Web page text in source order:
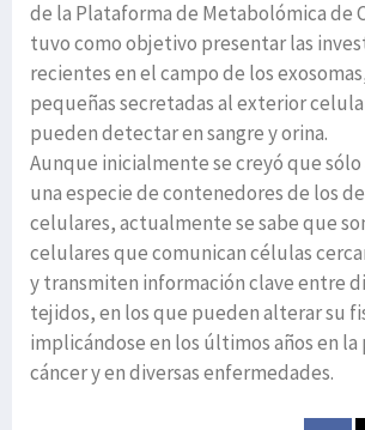
de la Plataforma de Metabolómica de
tuvo como objetivo presentar las
recientes en el campo de los
pequeñas secretadas al exterior
pueden detectar en sangre y orina.
Aunque inicialmente se creyó que
una especie de contenedores de los
celulares, actualmente se sabe que
celulares que comunican células
y transmiten información clave entre
tejidos, en los que pueden alterar su
implicándose en los últimos años en
cáncer y en diversas enfermedades.